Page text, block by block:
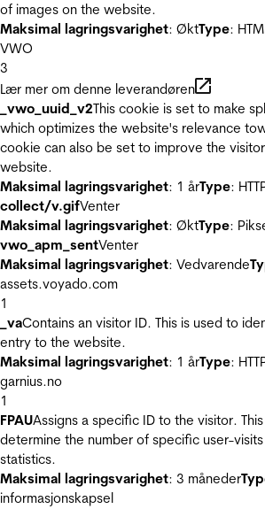
of images on the website.
Maksimal lagringsvarighet: ØktType:
VWO
3
Lær mer om denne leverandøren
_vwo_uuid_v2This cookie is set to make
which optimizes the website's relevance
cookie can also be set to improve the
website.
Maksimal lagringsvarighet: 1 årType:
collect/v.gifVenter
Maksimal lagringsvarighet: ØktType:
vwo_apm_sentVenter
Maksimal lagringsvarighet: Vedvarende
assets.voyado.com
1
_vaContains an visitor ID. This is used to
entry to the website.
Maksimal lagringsvarighet: 1 årType:
garnius.no
1
FPAUAssigns a specific ID to the visitor.
determine the number of specific user-
statistics.
Maksimal lagringsvarighet: 3 måneder
informasjonskapsel